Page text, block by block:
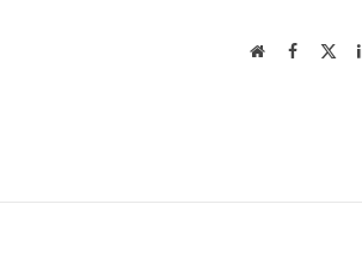
Web Facebook